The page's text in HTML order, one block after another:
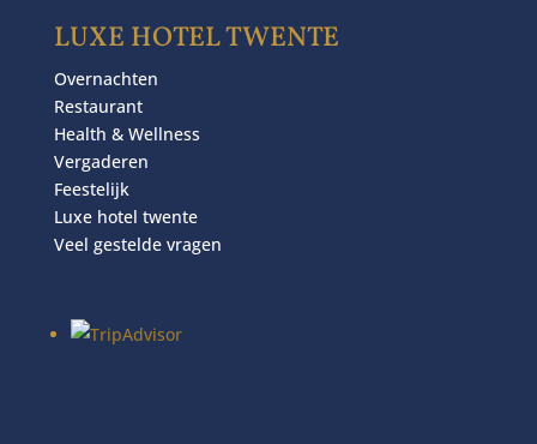
LUXE HOTEL TWENTE
Overnachten
Restaurant
Health & Wellness
Vergaderen
Feestelijk
Luxe hotel twente
Veel gestelde vragen